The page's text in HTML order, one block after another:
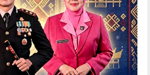
Serialers
FL Studio Portable + License Key
[Patch] (x86x64) Stable Unlimited
August 7, 2026